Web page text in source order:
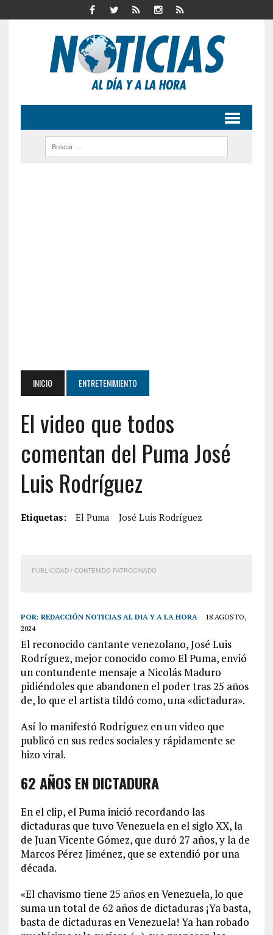
INICIO ENTRETENIMIENTO
El video que todos
comentan del Puma José
Luis Rodríguez
Etiquetas: El Puma José Luis Rodríguez
PUBLICIDAD / CONTENIDO PATROCINADO
POR: REDACCIÓN NOTICIAS AL DIA Y A LA HORA
18 AGOSTO,
2024
El reconocido cantante venezolano, José Luis
Rodríguez, mejor conocido como El Puma, envió
un contundente mensaje a Nicolás Maduro
pidiéndoles que abandonen el poder tras 25 años
de, lo que el artista tildó como, una «dictadura».
Así lo manifestó Rodríguez en un video que
publicó en sus redes sociales y rápidamente se
hizo viral.
62 AÑOS EN DICTADURA
En el clip, el Puma inició recordando las
dictaduras que tuvo Venezuela en el siglo XX, la
de Juan Vicente Gómez, que duró 27 años, y la de
Marcos Pérez Jiménez, que se extendió por una
década.
«El chavismo tiene 25 años en Venezuela, lo que
suma un total de 62 años de dictaduras ¡Ya basta,
basta de dictaduras en Venezuela! Ya han robado